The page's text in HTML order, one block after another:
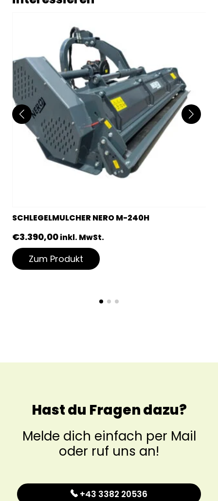
SCHLEGELMULCHER NERO M-240H
€3.390,00inkl. MwSt.
Zum Produkt
Hast du Fragen dazu?
Melde dich einfach per Mail
oder ruf uns an!
+43 3382 20536